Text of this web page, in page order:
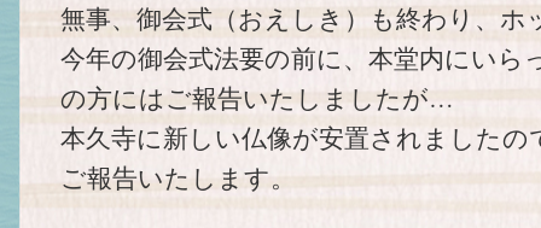
無事、御会式（おえしき）も終わり、ホ
今年の御会式法要の前に、本堂内にいら
の方にはご報告いたしましたが…
本久寺に新しい仏像が安置されました
ご報告いたします。